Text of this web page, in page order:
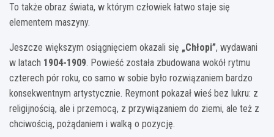
To także obraz świata, w którym człowiek łatwo staje się
elementem maszyny.
Jeszcze większym osiągnięciem okazali się „Chłopi”, wydawani
w latach 1904-1909. Powieść została zbudowana wokół rytmu
czterech pór roku, co samo w sobie było rozwiązaniem bardzo
konsekwentnym artystycznie. Reymont pokazał wieś bez lukru: z
religijnością, ale i przemocą, z przywiązaniem do ziemi, ale też z
chciwością, pożądaniem i walką o pozycję.